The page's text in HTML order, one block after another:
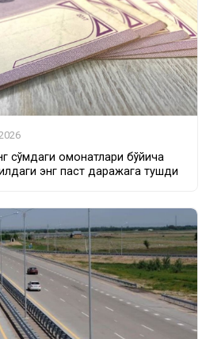
сўмдаги омонатлари бўйича
энг паст даражага тушди